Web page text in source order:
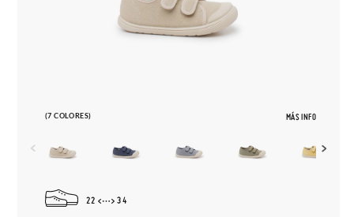
(7 COLORES) MÁS INFO
22 34